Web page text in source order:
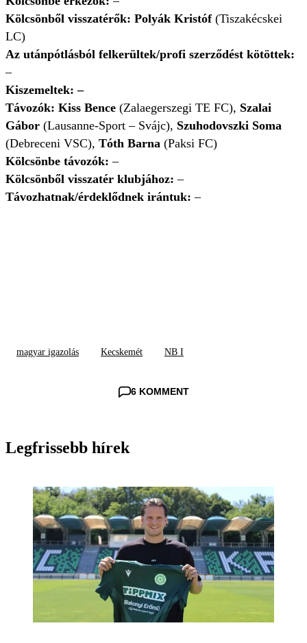
Kölcsönből visszatérők: Polyák Kristóf(Tiszakécskei
LC)
Az utánpótlásból felkerültek/profi szerződést kötöttek:
–
Kiszemeltek: –
Távozók: Kiss Bence (Zalaegerszegi TE FC), Szalai
Gábor (Lausanne-Sport – Svájc), Szuhodovszki Soma
(Debreceni VSC), Tóth Barna (Paksi FC)
Kölcsönbe távozók:–
Kölcsönből visszatér klubjához: –
Távozhatnak/érdeklődnek irántuk: –
magyar igazolás Kecskemét NB I
6 KOMMENT
Legfrissebb hírek